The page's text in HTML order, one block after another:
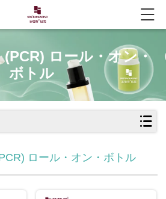
ロール・オン・
ボトル
ロール・オン・ボトル